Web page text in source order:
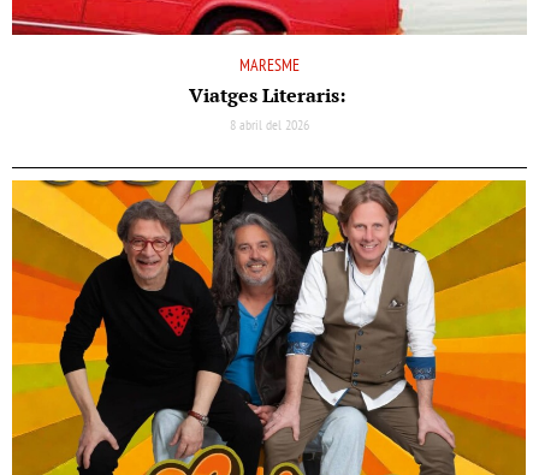
MARESME
Viatges Literaris:
8 abril del 2026